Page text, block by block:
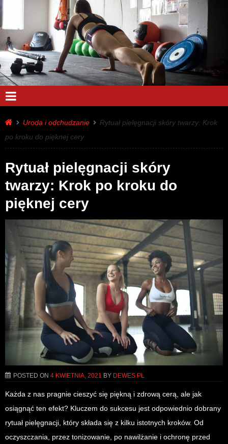
Uroda i odchudzanie
Rytuał pielęgnacji skóry twarzy: Krok
po kroku do pięknej cery
Rytuał pielęgnacji skóry
twarzy: Krok po kroku do
pięknej cery
POSTED ON 4 KWIETNIA, 2021 BY DEWES.PL
Każda z nas pragnie cieszyć się piękną i zdrową cerą, ale jak
osiągnąć ten efekt? Kluczem do sukcesu jest odpowiednio dobrany
rytuał pielęgnacji, który składa się z kilku istotnych kroków. Od
oczyszczania, przez tonizowanie, po nawilżanie i ochronę przed